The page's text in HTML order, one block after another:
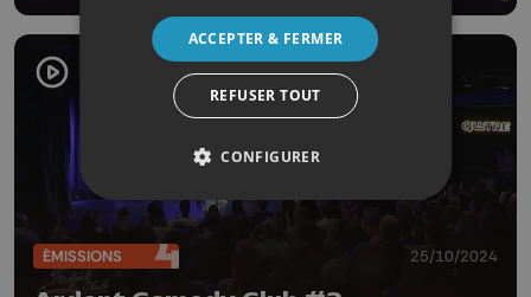
ÉMISSIONS 25/10/2024
ACCEPTER & FERMER
REFUSER TOUT
CONFIGURER